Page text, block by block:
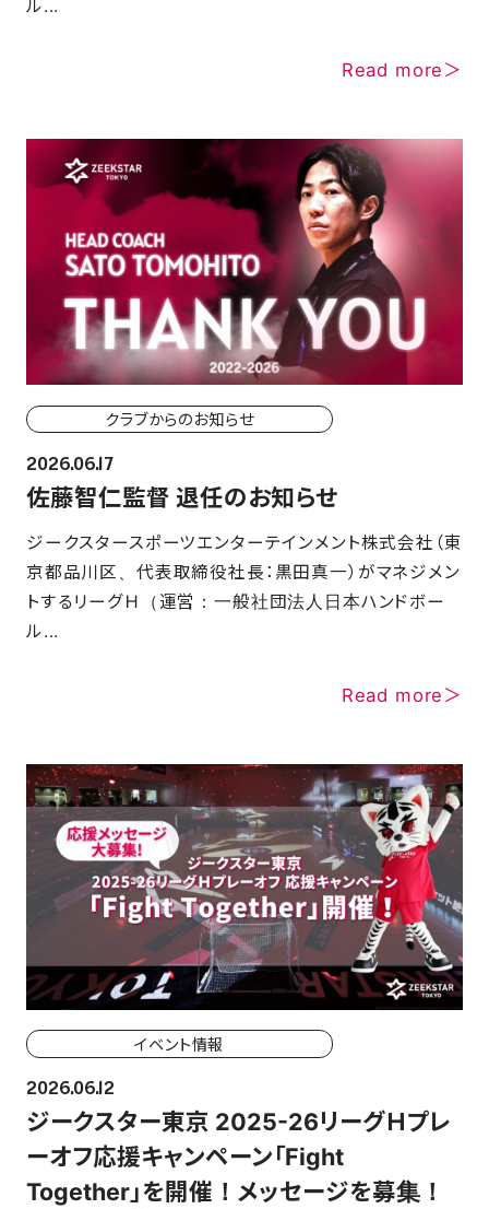
ル...
Read more＞
クラブからのお知らせ
2026.06.17
佐藤智仁監督 退任のお知らせ
ジークスタースポーツエンターテインメント株式会社（東
京都品川区、代表取締役社長：黒田真一）がマネジメン
トするリーグＨ（運営：一般社団法人日本ハンドボー
ル...
Read more＞
イベント情報
2026.06.12
ジークスター東京 2025-26リーグＨプレ
ーオフ応援キャンペーン「Fight
Together」を開催！メッセージを募集！